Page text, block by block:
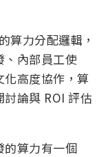
算力分配邏輯，
內部員工使
高度協作，算
論與 ROI 評估
的算力有一個